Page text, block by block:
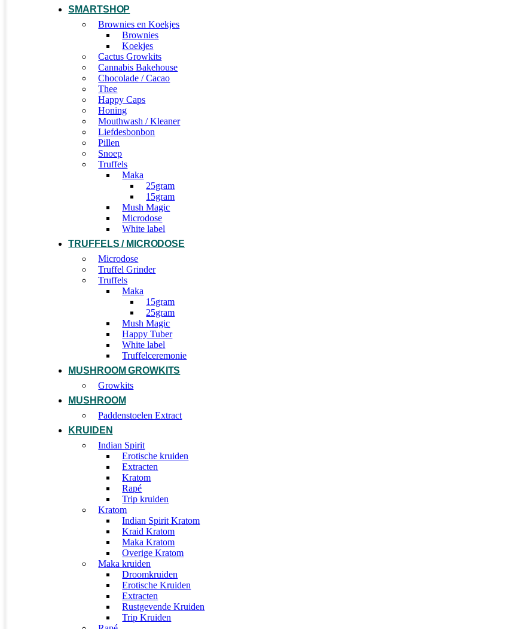
SMARTSHOP
Brownies en Koekjes
Brownies
Koekjes
Cactus Growkits
Cannabis Bakehouse
Chocolade / Cacao
Thee
Happy Caps
Honing
Mouthwash / Kleaner
Liefdesbonbon
Pillen
Snoep
Truffels
Maka
25gram
15gram
Mush Magic
Microdose
White label
TRUFFELS / MICRODOSE
Microdose
Truffel Grinder
Truffels
Maka
15gram
25gram
Mush Magic
Happy Tuber
White label
Truffelceremonie
MUSHROOM GROWKITS
Growkits
MUSHROOM
Paddenstoelen Extract
KRUIDEN
Indian Spirit
Erotische kruiden
Extracten
Kratom
Rapé
Trip kruiden
Kratom
Indian Spirit Kratom
Kraid Kratom
Maka Kratom
Overige Kratom
Maka kruiden
Droomkruiden
Erotische Kruiden
Extracten
Rustgevende Kruiden
Trip Kruiden